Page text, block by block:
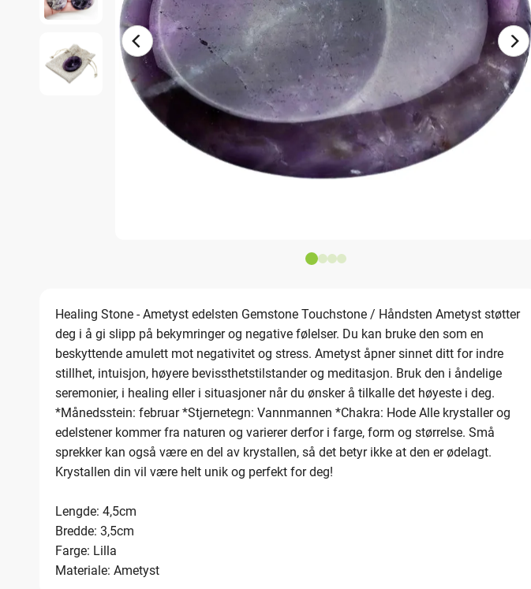
Healing Stone - Ametyst edelsten Gemstone Touchstone / Håndsten Ametyst støtter
deg i å gi slipp på bekymringer og negative følelser. Du kan bruke den som en
beskyttende amulett mot negativitet og stress. Ametyst åpner sinnet ditt for indre
stillhet, intuisjon, høyere bevissthetstilstander og meditasjon. Bruk den i åndelige
seremonier, i healing eller i situasjoner når du ønsker å tilkalle det høyeste i deg.
*Månedsstein: februar *Stjernetegn: Vannmannen *Chakra: Hode Alle krystaller og
edelstener kommer fra naturen og varierer derfor i farge, form og størrelse. Små
sprekker kan også være en del av krystallen, så det betyr ikke at den er ødelagt.
Krystallen din vil være helt unik og perfekt for deg!
Lengde: 4,5cm
Bredde: 3,5cm
Farge: Lilla
Materiale: Ametyst